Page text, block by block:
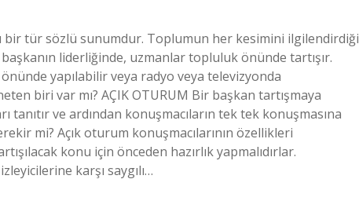
bir tür sözlü sunumdur. Toplumun her kesimini ilgilendirdiği
liderliğinde, uzmanlar topluluk önünde tartışır.
yapılabilir veya radyo veya televizyonda
biri var mı? AÇIK OTURUM Bir başkan tartışmaya
ve ardından konuşmacıların tek tek konuşmasına
mi? Açık oturum konuşmacılarının özellikleri
konu için önceden hazırlık yapmalıdırlar.
karşı saygılı…